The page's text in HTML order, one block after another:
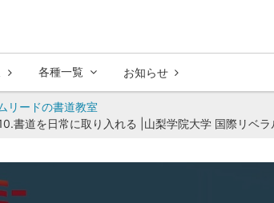
各種一覧 お知らせ
リードの書道教室
書道を日常に取り入れる |山梨学院大学 国際リベ